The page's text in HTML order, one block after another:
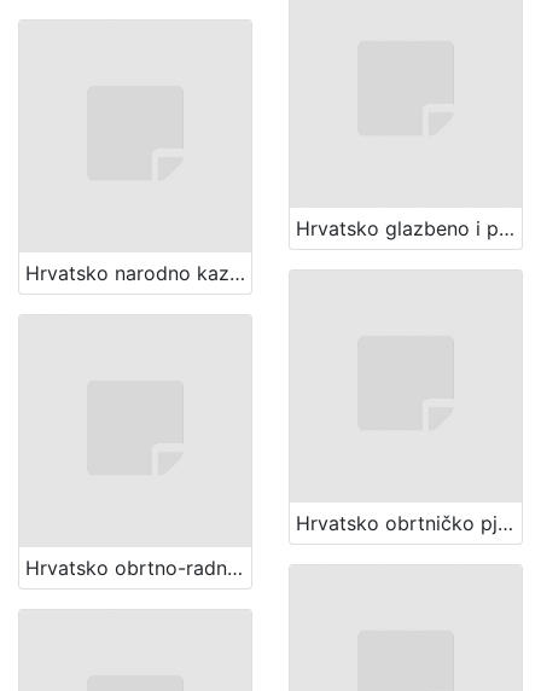
Hrvatsko glazbeno i pjevačko društvo "Harambašić" (Zagreb)
Hrvatsko narodno kazalište (Zagreb). Zbor
Hrvatsko obrtničko pjevačko društvo "Jug" (Zagreb)
Hrvatsko obrtno-radničko pjevačko društvo "Sloboda" (Zagreb)